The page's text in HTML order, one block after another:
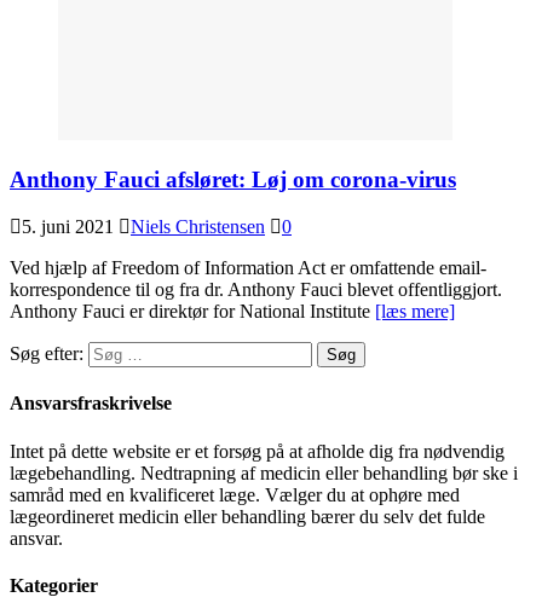
Anthony Fauci afsløret: Løj om corona-virus
5. juni 2021 Niels Christensen
0
Ved hjælp af Freedom of Information Act er omfattende email-
korrespondence til og fra dr. Anthony Fauci blevet offentliggjort.
Anthony Fauci er direktør for National Institute [læs mere]
Søg efter:
Ansvarsfraskrivelse
Intet på dette website er et forsøg på at afholde dig fra nødvendig
lægebehandling. Nedtrapning af medicin eller behandling bør ske i
samråd med en kvalificeret læge. Vælger du at ophøre med
lægeordineret medicin eller behandling bærer du selv det fulde
ansvar.
Kategorier